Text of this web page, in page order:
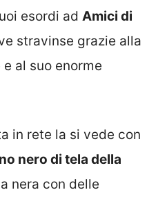
esordi ad Amici di
stravinse grazie alla
al suo enorme
in rete la si vede con
nero di tela della
nera con delle